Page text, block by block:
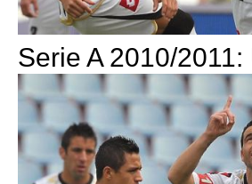
Serie A 2010/